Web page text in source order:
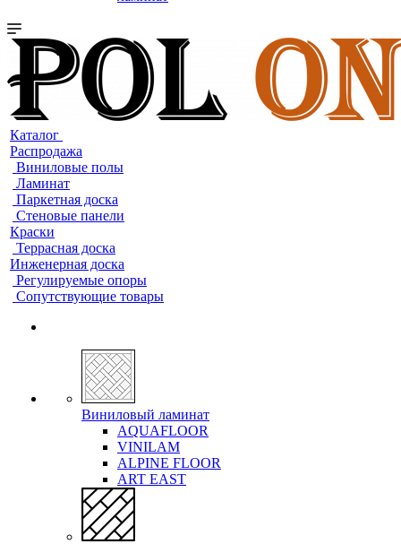
Каталог
Распродажа
Виниловые полы
Ламинат
Паркетная доска
Стеновые панели
Краски
Террасная доска
Инженерная доска
Регулируемые опоры
Сопутствующие товары
Виниловый ламинат
AQUAFLOOR
VINILAM
ALPINE FLOOR
ART EAST